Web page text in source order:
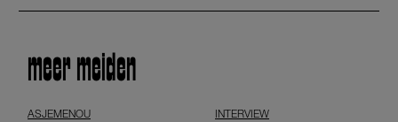
meer meiden
ASJEMENOU INTERVIEW